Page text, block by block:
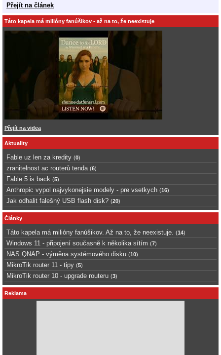
Přejít na článek
Táto kapela má milióny fanúšikov - až na to, že neexistuje
Přejít na videa
Aktuality
Fable uz len za kredity (0)
zranitelnost ac routerů tenda (6)
Fable 5 is back (5)
Anthropic vypol najvykonejsie modely - pre vsetkych (16)
Jak odhalit falešný USB flash disk? (20)
Články
Táto kapela má milióny fanúšikov. Až na to, že neexistuje. (14)
Windows 11 - připojení současně k několika sítím (7)
NAS QNAP - výměna systémového disku (10)
MikroTik router 11 - tipy (5)
MikroTik router 10 - upgrade routeru (3)
Reklama